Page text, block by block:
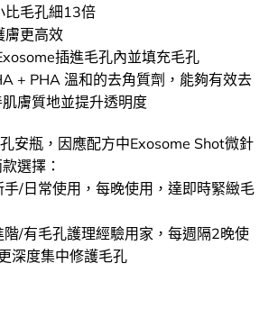
比毛孔細13倍
膚更高效
插進毛孔內並填充毛孔
+ PHA 溫和的去角質劑，能夠有效去
膚質地並提升透明度
安瓶，因應配方中Exosome Shot微針
選擇：
/日常使用，每晚使用，達即時緊緻毛
/有毛孔護理經驗用家，每週隔2晚使
深度集中修護毛孔